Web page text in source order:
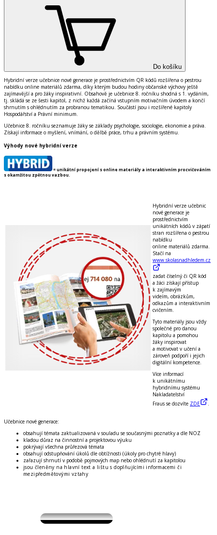
Do košíku
Hybridní verze učebnice nové generace je prostřednictvím QR kódů rozšířena o pestrou
nabídku online materiálů zdarma, díky kterým budou hodiny občanské výchovy ještě
zajímavější a pro žáky inspirativní. Obsahově je učebnice 8. ročníku shodná s 1. vydáním,
tj. skládá se ze šesti kapitol, z nichž každá začíná vstupním motivačním úvodem a končí
shrnutím s ohlédnutím za probranou tematikou. Součástí jsou i rozšířené kapitoly
Hospodářství a Právní minimum.
Učebnice 8. ročníku seznamuje žáky se základy psychologie, sociologie, ekonomie a práva.
Získají informace o myšlení, vnímání, o dělbě práce, trhu a právním systému.
Výhody nové hybridní verze
= unikátní propojení s online materiály a interaktivním procvičováním
s okamžitou zpětnou vazbou.
Hybridní verze učebnic
nové generace je
prostřednictvím
unikátních kódů v zápatí
stran rozšířena o pestrou
nabídku
online materiálů zdarma
Stačí na
www.skolasnadhledem.cz
zadat číselný či QR kód
a žáci získají přístup
k zajímavým
videím, obrázkům,
odkazům a interaktivním
cvičením
Tyto materiály jsou vždy
společné pro danou
kapitolu a pomohou
žáky inspirovat
a motivovat v učení a
zároveň podpoří i jejich
digitální kompetence
Více informací
k unikátnímu
hybridnímu systému
Nakladatelství
Fraus se dozvíte ZDE
Učebnice nové generace:
obsahují témata zaktualizovaná v souladu se současnými poznatky a dle NOZ
kladou důraz na činnostní a projektovou výuku
pokrývají všechna průřezová témata
obsahují odstupňování úkolů dle obtížnosti (úkoly pro chytré hlavy)
zařazují shrnutí v podobě pojmových map nebo ohlédnutí za kapitolou
jsou členěny na hlavní text a lištu s doplňujícími informacemi či
mezipředmětovými vztahy